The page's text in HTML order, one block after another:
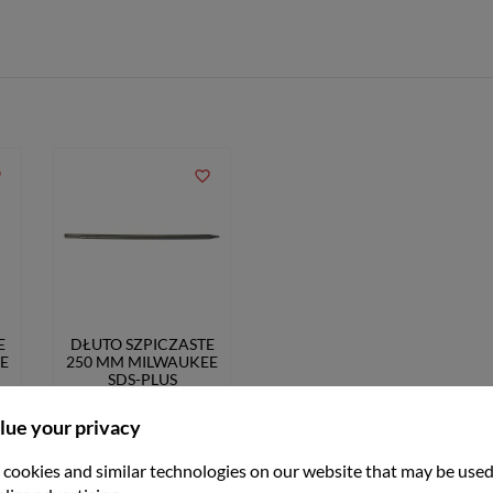
DŁUTO SZPICZASTE
250 MM MILWAUKEE
SDS-PLUS
zł71.99
favorite_border
your privacy
cookies and similar technologies on our website that may be